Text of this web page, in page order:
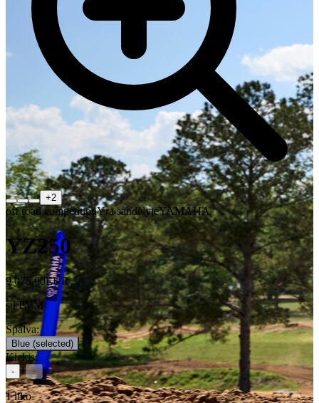
+2
off road competitionYra sandėlyjeYAMAHA
YZ250
9 075,00EUR
su PVM
Spalva:
Blue (selected)
Kiekis:
- 1 +
1 liko